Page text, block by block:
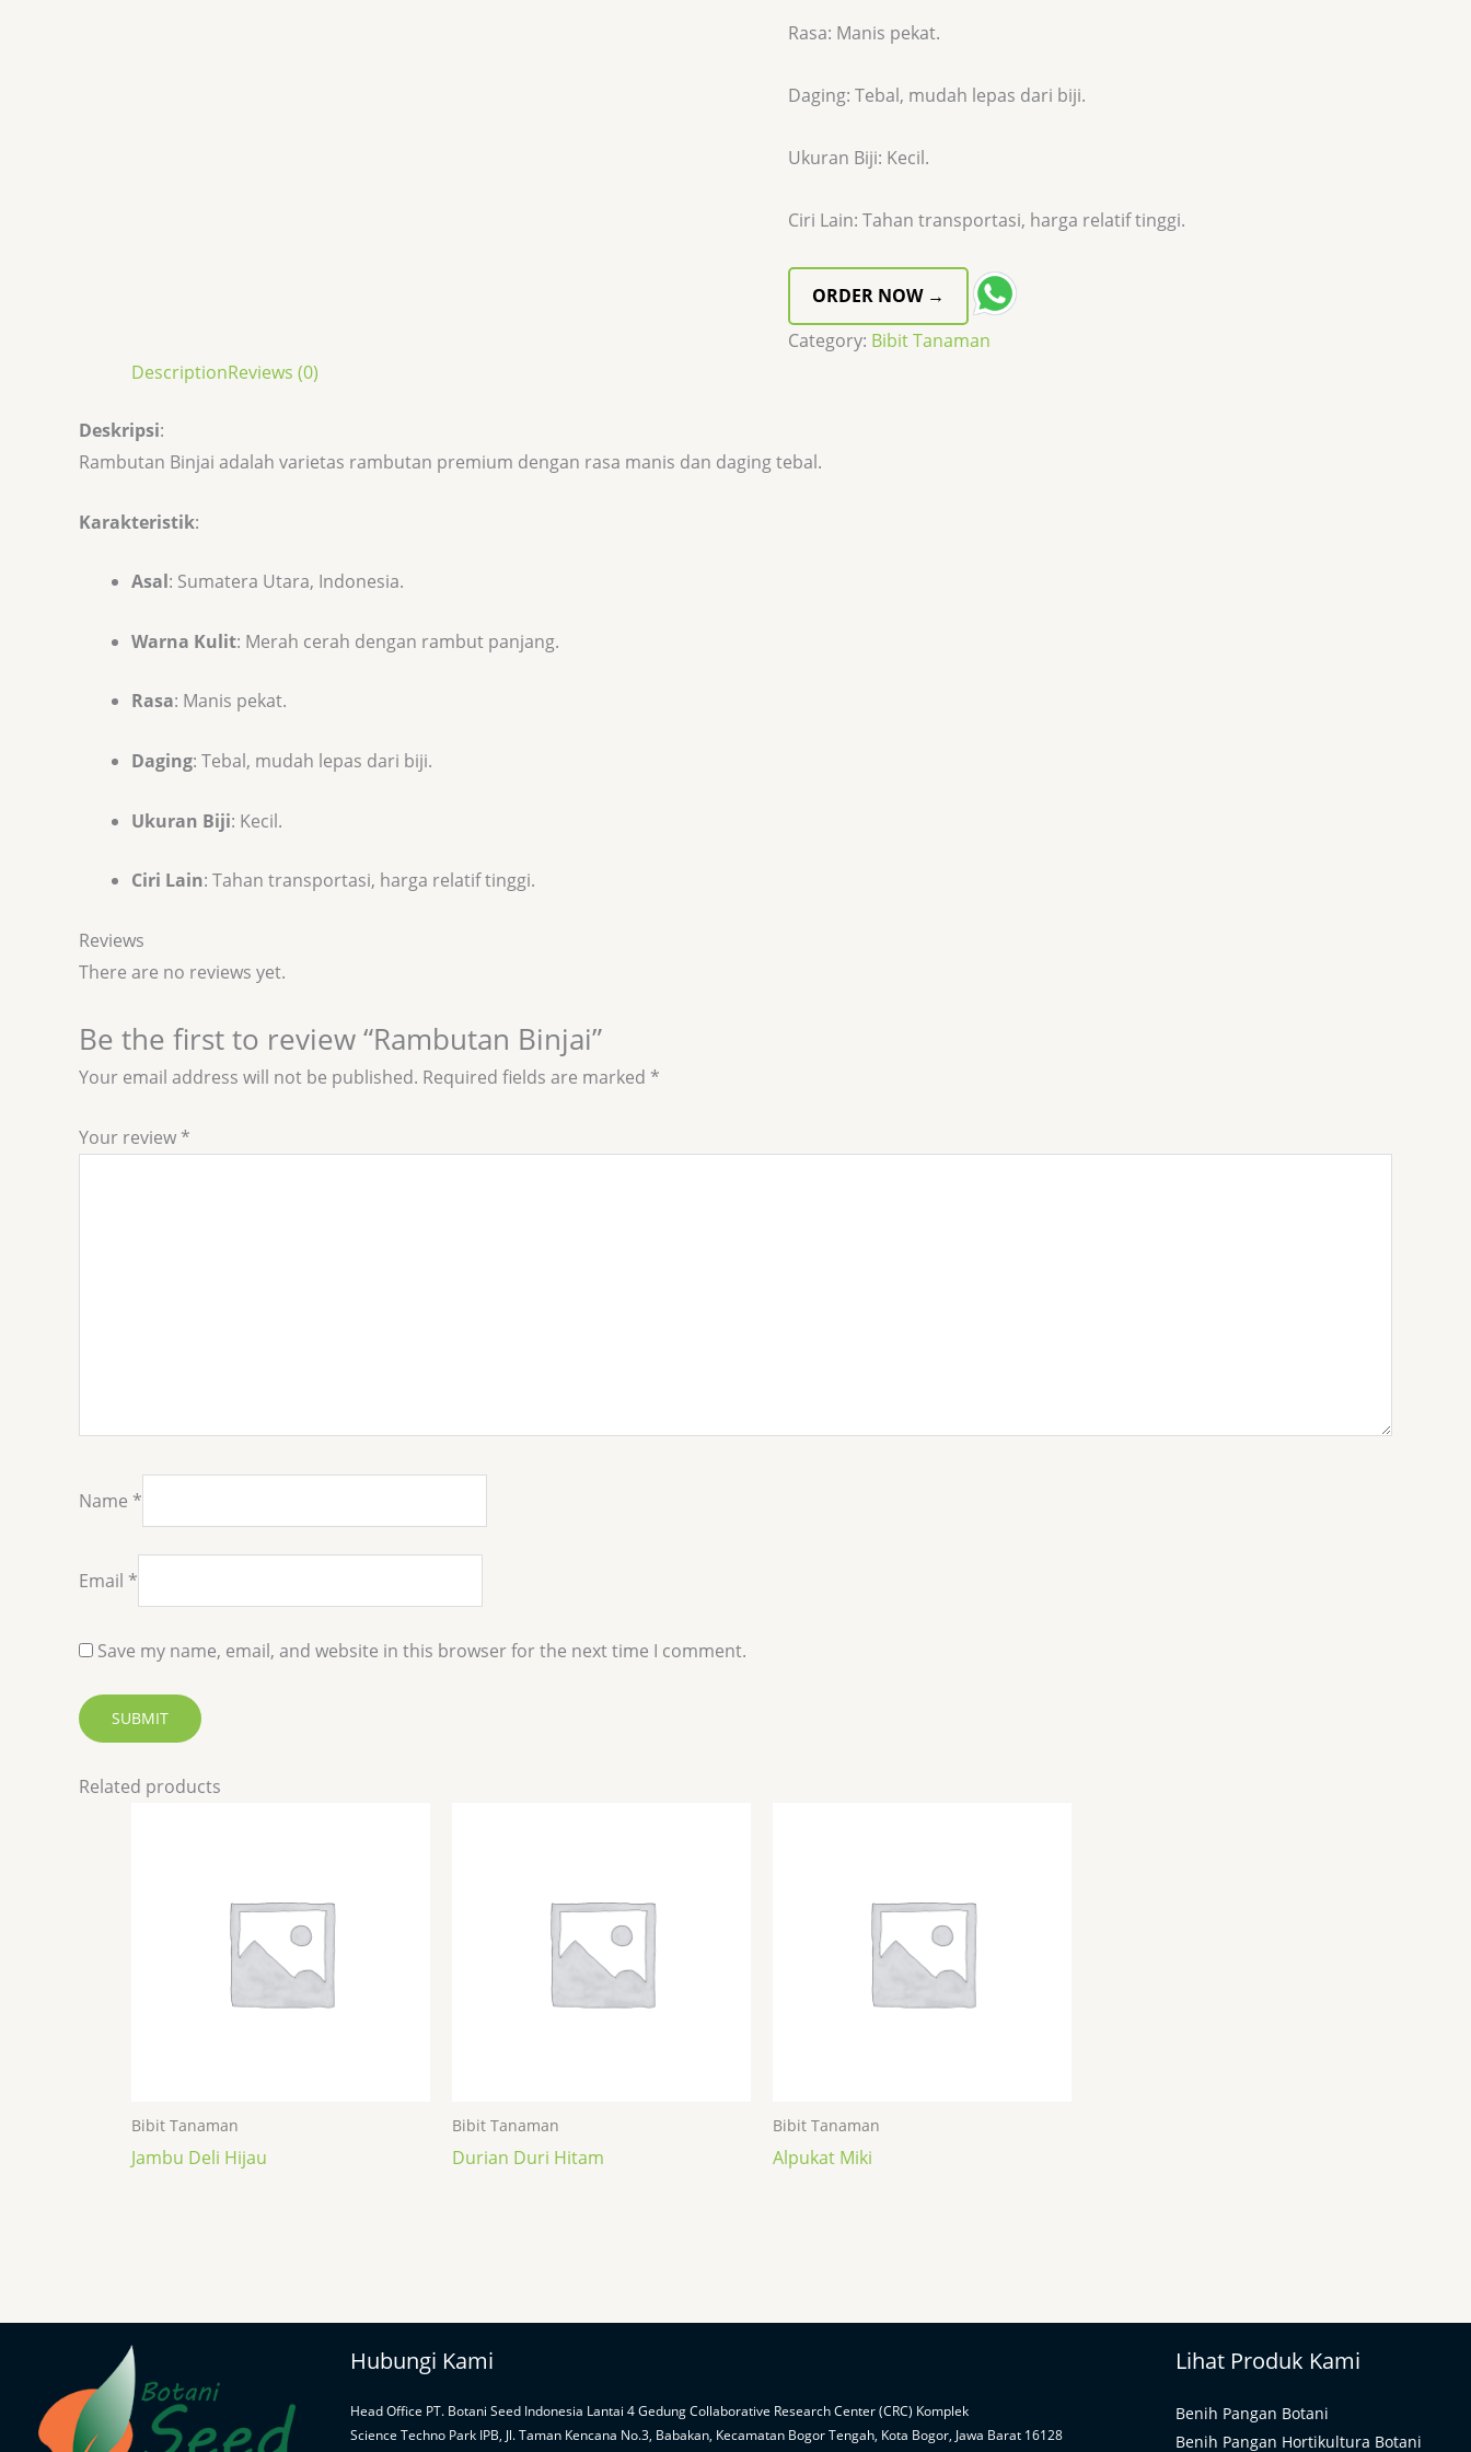
Rasa: Manis pekat.
Daging: Tebal, mudah lepas dari biji.
Ukuran Biji: Kecil.
Ciri Lain: Tahan transportasi, harga relatif tinggi.
ORDER NOW →
Category: Bibit Tanaman
DescriptionReviews (0)
Deskripsi:
Rambutan Binjai adalah varietas rambutan premium dengan rasa manis dan daging tebal.
Karakteristik:
Asal: Sumatera Utara, Indonesia.
Warna Kulit: Merah cerah dengan rambut panjang.
Rasa: Manis pekat.
Daging: Tebal, mudah lepas dari biji.
Ukuran Biji: Kecil.
Ciri Lain: Tahan transportasi, harga relatif tinggi.
Reviews
There are no reviews yet.
Be the first to review “Rambutan Binjai”
Your email address will not be published. Required fields are marked *
Your review *
Name *
Email *
Save my name, email, and website in this browser for the next time I comment.
Related products
Bibit Tanaman
Jambu Deli Hijau
Bibit Tanaman
Durian Duri Hitam
Bibit Tanaman
Alpukat Miki
Hubungi Kami
Head Office PT. Botani Seed Indonesia Lantai 4 Gedung Collaborative Research Center (CRC) Komplek
Science Techno Park IPB, Jl. Taman Kencana No.3, Babakan, Kecamatan Bogor Tengah, Kota Bogor, Jawa Barat 16128
Lihat Produk Kami
Benih Pangan Botani
Benih Pangan Hortikultura Botani